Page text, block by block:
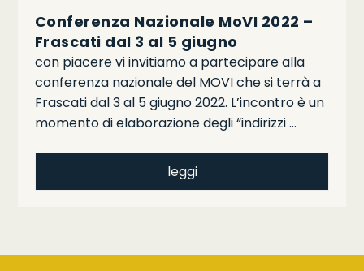
Conferenza Nazionale MoVI 2022 –
Frascati dal 3 al 5 giugno
con piacere vi invitiamo a partecipare alla
conferenza nazionale del MOVI che si terrà a
Frascati dal 3 al 5 giugno 2022. L’incontro è un
momento di elaborazione degli “indirizzi …
leggi